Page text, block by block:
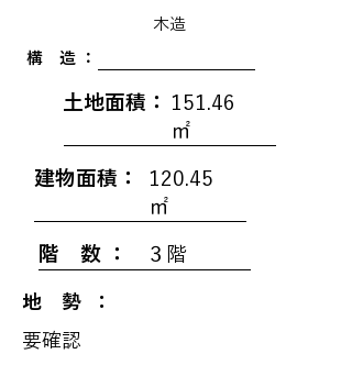
木造
構 造 ：
土地面積：
151.46
㎡
建物面積：
120.45
㎡
階 数 ： ３階
地 勢 ：
要確認